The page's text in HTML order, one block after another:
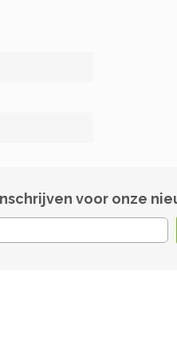
voor onze